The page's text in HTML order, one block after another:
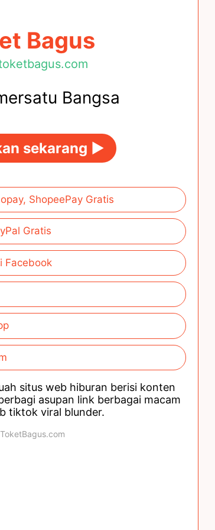
Bagus
Bangsa
sekarang ►
ShopeePay Gratis
Gratis
Facebook
situs web hiburan berisi konten
asupan link berbagai macam
tiktok viral blunder.